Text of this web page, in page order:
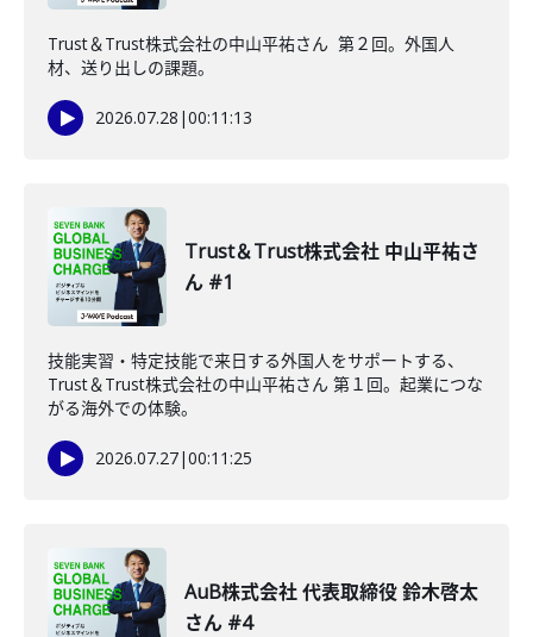
Trust＆Trust株式会社の中山平祐さん 第２回。外国人
材、送り出しの課題。
2026.07.28 |00:11:13
Trust＆Trust株式会社 中山平祐さ
ん #1
技能実習・特定技能で来日する外国人をサポートする、
Trust＆Trust株式会社の中山平祐さん 第１回。起業につな
がる海外での体験。
2026.07.27|00:11:25
AuB株式会社 代表取締役 鈴木啓太
さん #4